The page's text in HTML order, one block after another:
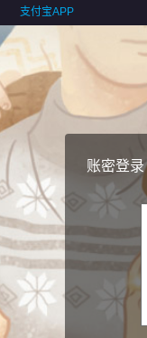
支付宝APP
账密登录